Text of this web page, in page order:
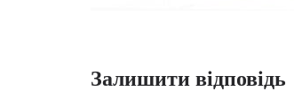
Залишити відповідь